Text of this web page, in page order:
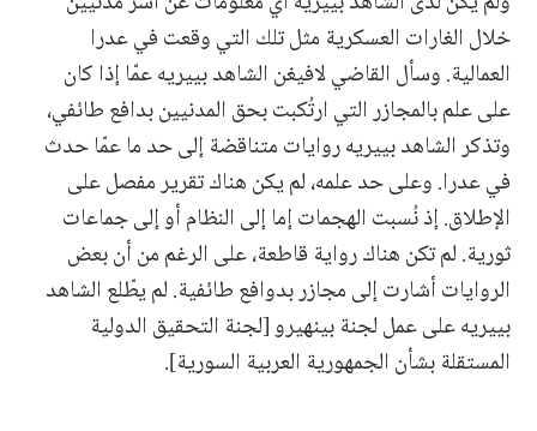
خلال الغارات العسكرية مثل تلك التي وقعت في عدرا
العمالية. وسأل القاضي لافيغن الشاهد بييريه عمّا إذا كان
على علم بالمجازر التي ارتُكبت بحق المدنيين بدافع طائفي،
وتذكر الشاهد بييريه روايات متناقضة إلى حد ما عمّا حدث
في عدرا. وعلى حد علمه، لم يكن هناك تقرير مفصل على
الإطلاق. إذ نُسبت الهجمات إما إلى النظام أو إلى جماعات
ثورية. لم تكن هناك رواية قاطعة، على الرغم من أن بعض
الروايات أشارت إلى مجازر بدوافع طائفية. لم يطّلع الشاهد
بييريه على عمل لجنة بينهيرو [لجنة التحقيق الدولية
المستقلة بشأن الجمهورية العربية السورية].